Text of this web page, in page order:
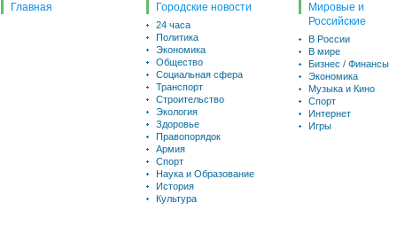
Главная Городские новости
24 часа
Политика
Экономика
Общество
Социальная сфера
Транспорт
Строительство
Экология
Здоровье
Правопорядок
Армия
Спорт
Наука и Образование
История
Культура
Мировые и
Российские
В России
В мире
Бизнес / Финансы
Экономика
Музыка и Кино
Спорт
Интернет
Игры